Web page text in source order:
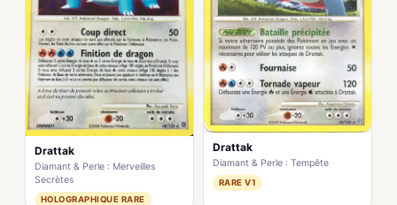
Drattak
Diamant & Perle : Merveilles
Secrètes
HOLOGRAPHIQUE RARE
Drattak
Diamant & Perle : Tempête
RARE V1